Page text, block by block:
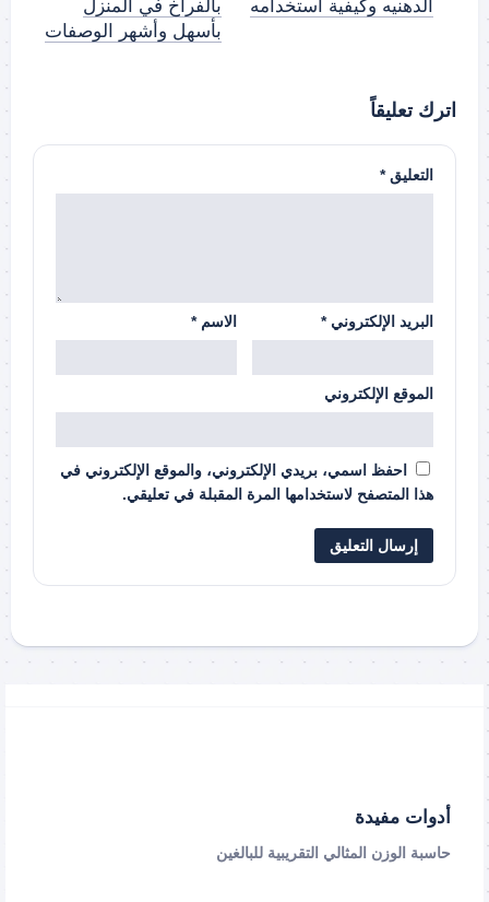
بالفراخ في المنزل
بأسهل وأشهر الوصفات
الدهنيه وكيفية استخدامه
اترك تعليقاً
التعليق*
الاسم* البريد الإلكتروني*
الموقع الإلكتروني
احفظ اسمي، بريدي الإلكتروني، والموقع الإلكتروني في
هذا المتصفح لاستخدامها المرة المقبلة في تعليقي.
أدوات مفيدة
حاسبة الوزن المثالي التقريبية للبالغين